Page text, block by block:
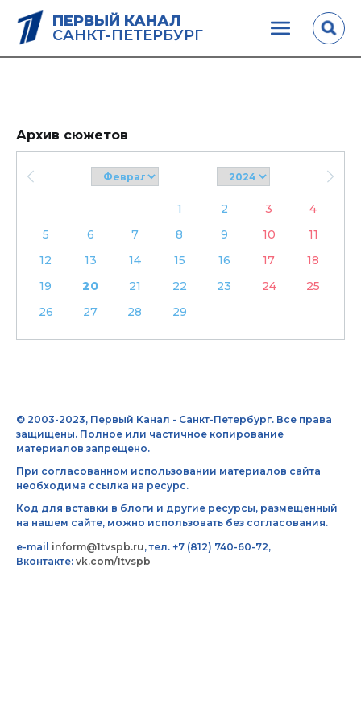
ПЕРВЫЙ КАНАЛ
САНКТ-ПЕТЕРБУРГ
Архив сюжетов
1 2 3
4
5
6 7 8 9 10
11
12
13 14 15 16 17
18
19
20 21 22 23 24
25
26
27 28 29
© 2003-2023, Первый Канал - Санкт-Петербург. Все права
защищены. Полное или частичное копирование
материалов запрещено.
При согласованном использовании материалов сайта
необходима ссылка на ресурс.
Код для вставки в блоги и другие ресурсы, размещенный
на нашем сайте, можно использовать без согласования.
e-mail inform@1tvspb.ru, тел. +7 (812) 740-60-72,
Вконтакте: vk.com/1tvspb